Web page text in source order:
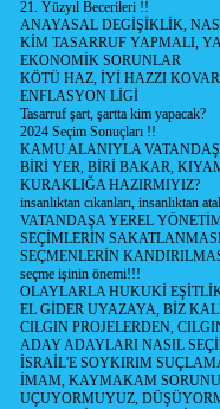
21. Yüzyıl Becerileri !!
ANAYASAL DEGİŞİKLİK,
KİM TASARRUF YAPMALI,
EKONOMİK SORUNLAR
KÖTÜ HAZ, İYİ HAZZI
ENFLASYON LİGİ
Tasarruf şart, şartta kim yapacak?
2024 Seçim Sonuçları !!
KAMU ALANIYLA
BİRİ YER, BİRİ BAKAR,
KURAKLIĞA HAZIRMIYIZ?
insanlıktan cıkanları, insanlıktan
VATANDAŞA YEREL
SEÇİMLERİN
SEÇMENLERİN
seçme işinin önemi!!!
OLAYLARLA HUKUKİ
EL GİDER UYAZAYA, BİZ
CILGIN PROJELERDEN,
ADAY ADAYLARI NASIL
İSRAİL'E SOYKIRIM
İMAM, KAYMAKAM SORUNU
UÇUYORMUYUZ,